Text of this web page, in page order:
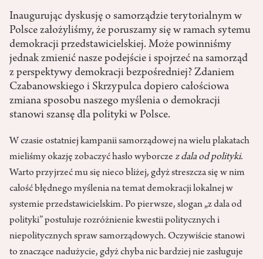
Inaugurując dyskusję o samorządzie terytorialnym w
Polsce założyliśmy, że poruszamy się w ramach sytemu
demokracji przedstawicielskiej. Może powinniśmy
jednak zmienić nasze podejście i spojrzeć na samorząd
z perspektywy demokracji bezpośredniej? Zdaniem
Czabanowskiego i Skrzypulca dopiero całościowa
zmiana sposobu naszego myślenia o demokracji
stanowi szansę dla polityki w Polsce.
W czasie ostatniej kampanii samorządowej na wielu plakatach
mieliśmy okazję zobaczyć hasło wyborcze z dala od polityki.
Warto przyjrzeć mu się nieco bliżej, gdyż streszcza się w nim
całość błędnego myślenia na temat demokracji lokalnej w
systemie przedstawicielskim. Po pierwsze, slogan „z dala od
polityki” postuluje rozróżnienie kwestii politycznych i
niepolitycznych spraw samorządowych. Oczywiście stanowi
to znaczące nadużycie, gdyż chyba nic bardziej nie zasługuje